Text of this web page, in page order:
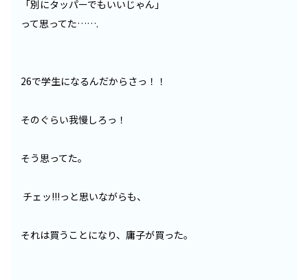
「別にタッパーでもいいじゃん」
って思ってた…….
26で学生になるんだからさっ！！
そのぐらい我慢しろっ！
そう思ってた。
チェッ!!!っと思いながらも、
それは買うことになり、庸子が買った。